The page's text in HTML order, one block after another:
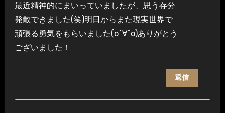
最近精神的にまいっていましたが、思う存分
発散できました(笑)明日からまた現実世界で
頑張る勇気をもらいました(o^∀^o)ありがとう
ございました！
返信